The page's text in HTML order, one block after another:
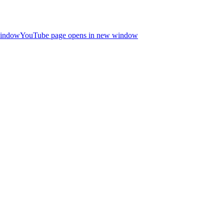
YouTube page opens in new window